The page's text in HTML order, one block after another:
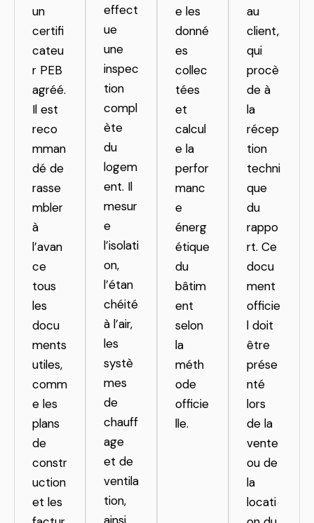
un
certifi
cateu
r PEB
agréé.
Il est
reco
mman
dé de
rasse
mbler
à
l’avan
ce
tous
les
docu
ments
utiles,
comm
e les
plans
de
constr
uction
et les
effect
ue
une
inspec
tion
compl
ète
du
logem
ent. Il
mesur
e
l’isolati
on,
l’étan
chéité
à l’air,
les
systè
mes
de
chauff
age
et de
ventila
tion,
e les
donné
es
collec
tées
et
calcul
e la
perfor
manc
e
énerg
étique
du
bâtim
ent
selon
la
méth
ode
officie
lle.
au
client,
qui
procè
de à
la
récep
tion
techni
que
du
rappo
rt. Ce
docu
ment
officie
l doit
être
prése
nté
lors
de la
vente
ou de
la
locati